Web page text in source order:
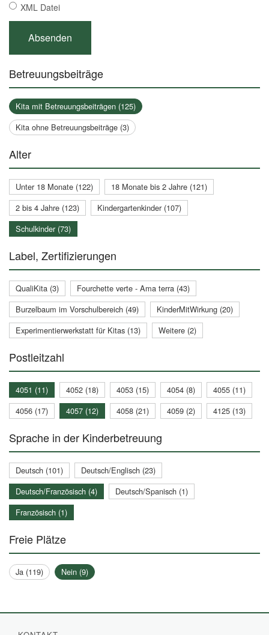
XML Datei
Betreuungsbeiträge
Kita mit Betreuungsbeiträgen (125)
Kita ohne Betreuungsbeiträge (3)
Alter
Unter 18 Monate (122)
18 Monate bis 2 Jahre (121)
2 bis 4 Jahre (123)
Kindergartenkinder (107)
Schulkinder (73)
Label, Zertifizierungen
QualiKita (3)
Fourchette verte - Ama terra (43)
Burzelbaum im Vorschulbereich (49)
KinderMitWirkung (20)
Experimentierwerkstatt für Kitas (13)
Weitere (2)
Postleitzahl
4051 (11) 4052 (18) 4053 (15) 4054 (8)
4055 (11)
4056 (17)
4057 (12) 4058 (21) 4059 (2) 4125 (13)
Sprache in der Kinderbetreuung
Deutsch (101)
Deutsch/Englisch (23)
Deutsch/Französisch (4)
Deutsch/Spanisch (1)
Französisch (1)
Freie Plätze
Ja (119) Nein (9)